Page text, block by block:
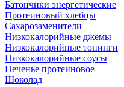
Батончики энергетические
Протеиновый хлебцы
Сахарозаменители
Низкокалорийные джемы
Низкокалорийные топинги
Низкокалорийные соусы
Печенье протеиновое
Шоколад